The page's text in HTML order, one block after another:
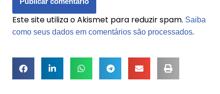
Este site utiliza o Akismet para reduzir spam. Saiba
como seus dados em comentários são processados.